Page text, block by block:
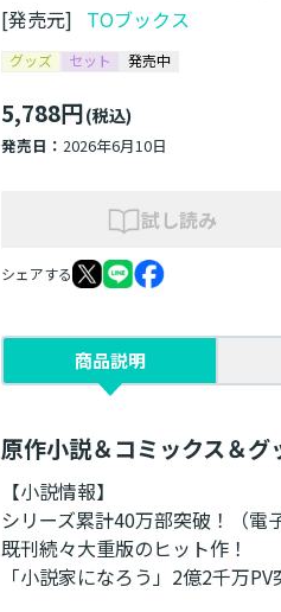
[発売元] TOブックス
グッズ セット 発売中
5,788円(税込)
発売日：2026年6月10日
試し読み
シェアする
商品説明
原作小説＆コミックス＆グ
【小説情報】
シリーズ累計40万部突破！（電
既刊続々大重版のヒット作！
「小説家になろう」2億2千万PV